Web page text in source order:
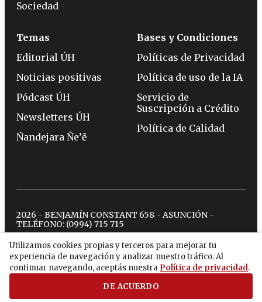
Utilizamos cookies propias y terceros para mejorar tu
experiencia de navegación y analizar nuestro tráfico. Al
continuar navegando, aceptás nuestra Política de privacidad.
DE ACUERDO
Sociedad
Temas
Editorial ÚH
Noticias positivas
Pódcast ÚH
Newsletters ÚH
Ñandejara Ñe’ẽ
Bases y Condiciones
Políticas de Privacidad
Política de uso de la IA
Servicio de
Suscripción a Crédito
Política de Calidad
2026 - BENJAMÍN CONSTANT 658 - ASUNCIÓN -
TELÉFONO: (0994) 715 715
twitterinstagram
facebook
tiktokyoutubespotify